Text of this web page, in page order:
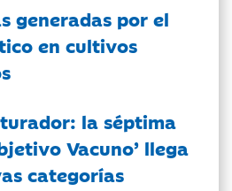
generadas por el
en cultivos
la séptima
Vacuno’ llega
categorías